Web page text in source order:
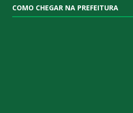
COMO CHEGAR NA PREFEITURA